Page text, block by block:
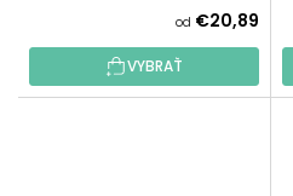
od €20,89
VYBRAŤ